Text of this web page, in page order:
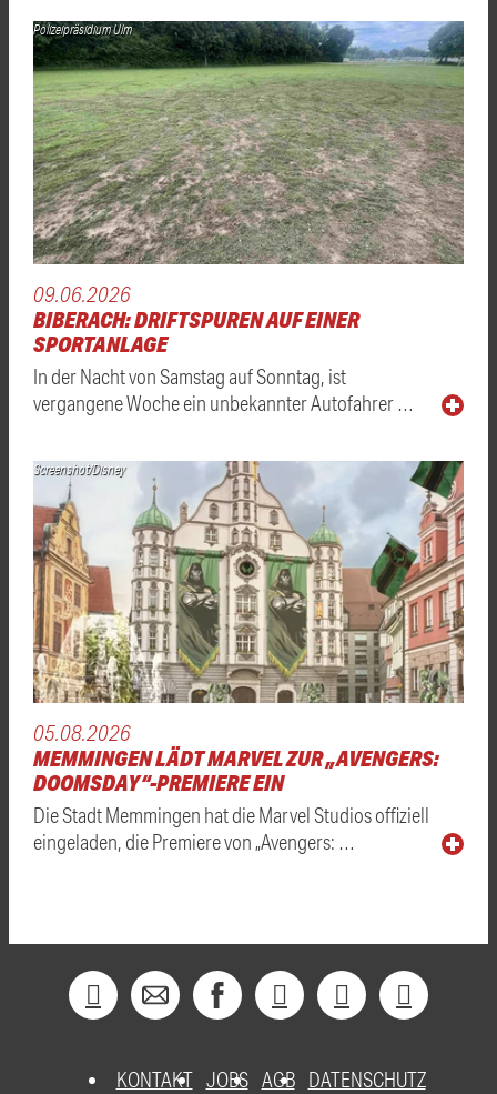
Polizeipräsidium Ulm
09.06.2026
BIBERACH: DRIFTSPUREN AUF EINER
SPORTANLAGE
In der Nacht von Samstag auf Sonntag, ist
vergangene Woche ein unbekannter Autofahrer …
Screenshot/Disney
05.08.2026
MEMMINGEN LÄDT MARVEL ZUR „AVENGERS:
DOOMSDAY“-PREMIERE EIN
Die Stadt Memmingen hat die Marvel Studios offiziell
eingeladen, die Premiere von „Avengers: …
KONTAKT JOBS AGB DATENSCHUTZ